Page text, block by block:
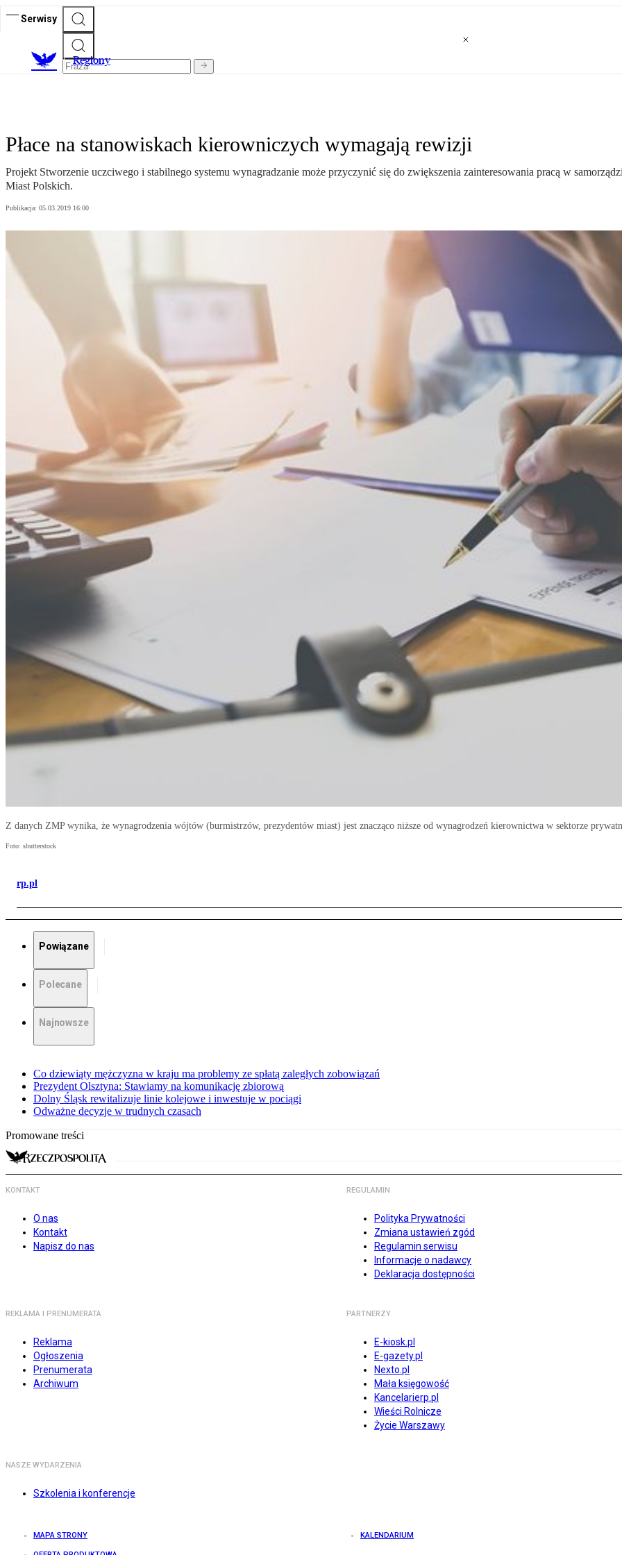
Serwisy
Regiony
Płace na stanowiskach kierowniczych wymagają rewizji
Projekt Stworzenie uczciwego i stabilnego systemu wynagradzanie może przyczynić się do zwiększenia zainteresowania pracą w
Miast Polskich.
Publikacja: 05.03.2019 16:00
Z danych ZMP wynika, że wynagrodzenia wójtów (burmistrzów, prezydentów miast) jest znacząco niższe od wynagrodzeń kierownictwa w sektorze
Foto: shutterstock
rp.pl
Powiązane
Polecane
Najnowsze
Co dziewiąty mężczyzna w kraju ma problemy ze spłatą zaległych zobowiązań
Prezydent Olsztyna: Stawiamy na komunikację zbiorową
Dolny Śląsk rewitalizuje linie kolejowe i inwestuje w pociągi
Odważne decyzje w trudnych czasach
Promowane treści
KONTAKT
O nas
Kontakt
Napisz do nas
REGULAMIN
Polityka Prywatności
Zmiana ustawień zgód
Regulamin serwisu
Informacje o nadawcy
Deklaracja dostępności
REKLAMA I PRENUMERATA
Reklama
Ogłoszenia
Prenumerata
Archiwum
PARTNERZY
E-kiosk.pl
E-gazety.pl
Nexto.pl
Mała księgowość
Kancelarierp.pl
Wieści Rolnicze
Życie Warszawy
NASZE WYDARZENIA
Szkolenia i konferencje
MAPA STRONY KALENDARIUM